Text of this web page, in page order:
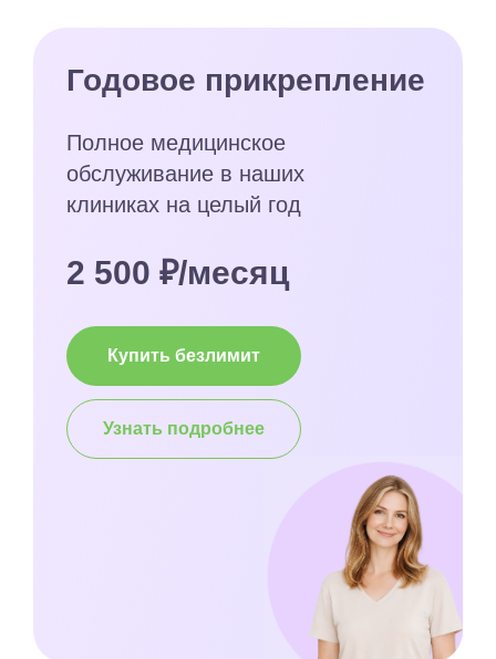
Годовое прикрепление
Полное медицинское
обслуживание в наших
клиниках на целый год
2 500 ₽/месяц
Купить безлимит
Узнать подробнее